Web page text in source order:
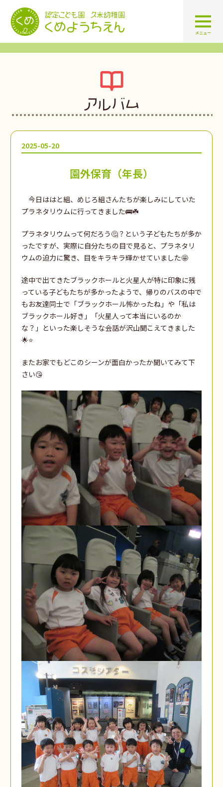
認定こども園 学校法人久米幼
メニュー
アルバム
2025-05-20
園外保育（年長）
今日ははと組、めじろ組さんたちが楽しみにしていた
プラネタリウムに行ってきました🚌☘️
プラネタリウムって何だろう🤔？という子どもたちが多か
ったですが、実際に自分たちの目で見ると、プラネタリ
ウムの迫力に驚き、目をキラキラ輝かせていました🤩
途中で出てきたブラックホールと火星人が特に印象に残
っている子どもたちが多かったようで、帰りのバスの中で
もお友達同士で「ブラックホール怖かったね」や「私は
ブラックホール好き」「火星人って本当にいるのか
な？」といった楽しそうな会話が沢山聞こえてきました
🌟⭐
またお家でもどこのシーンが面白かったか聞いてみて下
さい😘